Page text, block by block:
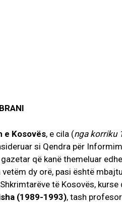
e Kosovës, e cila (nga korriku
si Qendra për
që kanë themeluar
dy orë, pasi është
të Kosovës,
(1989-1993), tash